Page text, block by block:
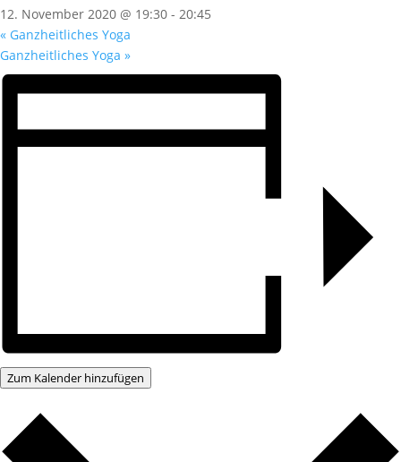
12. November 2020 @ 19:30 - 20:45
« Ganzheitliches Yoga
Ganzheitliches Yoga »
Zum Kalender hinzufügen